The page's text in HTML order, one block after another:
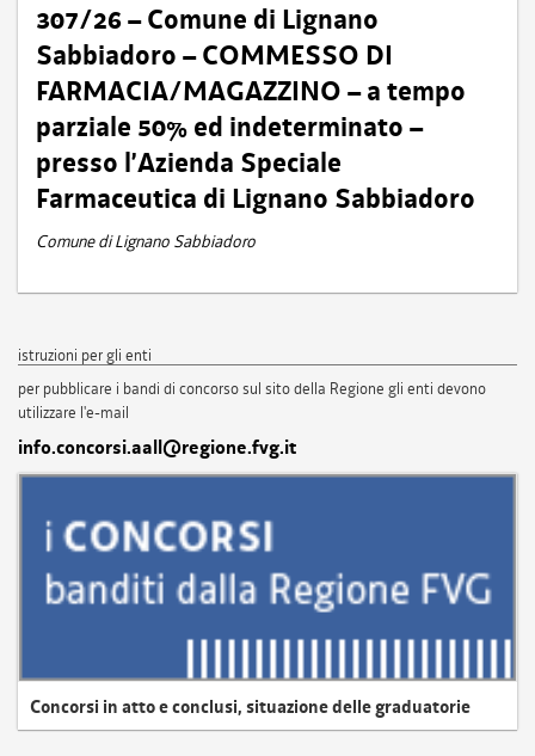
307/26 – Comune di Lignano
Sabbiadoro – COMMESSO DI
FARMACIA/MAGAZZINO – a tempo
parziale 50% ed indeterminato –
presso l’Azienda Speciale
Farmaceutica di Lignano Sabbiadoro
Comune di Lignano Sabbiadoro
istruzioni per gli enti
per pubblicare i bandi di concorso sul sito della Regione gli enti devono
utilizzare l'e-mail
info.concorsi.aall@regione.fvg.it
Concorsi in atto e conclusi, situazione delle graduatorie